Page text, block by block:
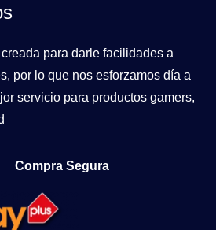
para darle facilidades a
por lo que nos esforzamos día a
servicio para productos gamers,
Compra Segura